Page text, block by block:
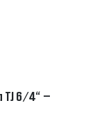
TJ 6/4“ –